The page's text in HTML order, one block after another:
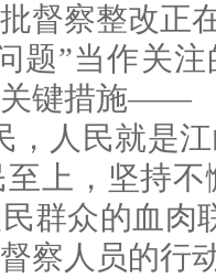
督察整改正
”当作关注
关键措施——
人民就是江
上，坚持
群众的血肉
察人员的行